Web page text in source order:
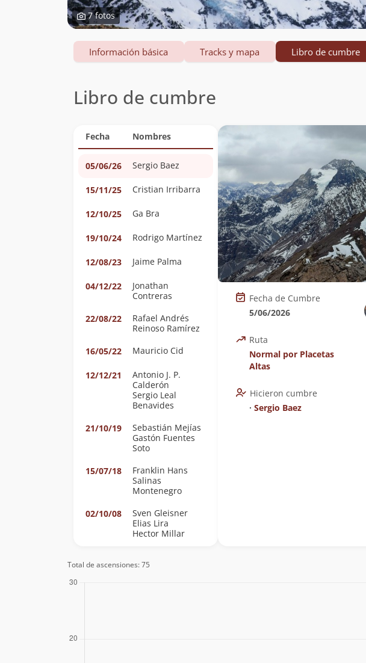
7 fotos
Información básica Tracks y mapa Libro de cumbre
Libro de cumbre
Fecha Nombres
05/06/26 Sergio Baez
15/11/25 Cristian Irribarra
12/10/25 Ga Bra
19/10/24 Rodrigo Martínez
12/08/23 Jaime Palma
04/12/22
Jonathan
Contreras
22/08/22
Rafael Andrés
Reinoso Ramírez
16/05/22
Mauricio Cid
12/12/21
Antonio J. P.
Calderón
Sergio Leal
Benavides
21/10/19
Sebastián Mejías
Gastón Fuentes
Soto
15/07/18
Franklin Hans
Salinas
Montenegro
02/10/08
Sven Gleisner
Elias Lira
Hector Millar
Elias Lira
Fecha de Cumbre
5/06/2026
Ruta
Normal por Placetas
Altas
Hicieron cumbre
∙ Sergio Baez
Total de ascensiones: 75